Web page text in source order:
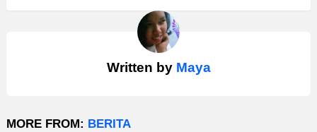
Written by Maya
MORE FROM: BERITA